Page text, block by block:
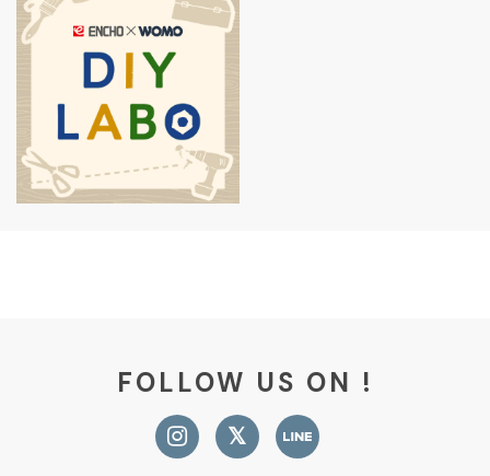
FOLLOW US ON !